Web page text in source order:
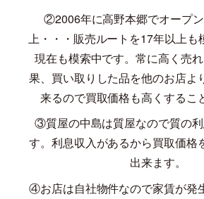
②2006年に高野本郷でオープ
上・・・販売ルートを17年以上も
現在も模索中です。常に高く売
果、買い取りした品を他のお店よ
来るので買取価格も高くするこ
③質屋の中島は質屋なので質の
す。利息収入があるから買取価格
出来ます。
④お店は自社物件なので家賃が発